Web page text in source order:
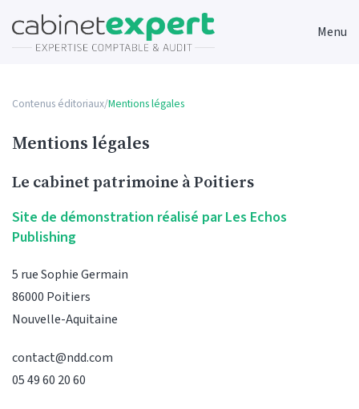
Menu
Contenus éditoriaux/Mentions légales
Mentions légales
Le cabinet patrimoine à Poitiers
Site de démonstration réalisé par Les Echos
Publishing
5 rue Sophie Germain
86000 Poitiers
Nouvelle-Aquitaine
contact@ndd.com
05 49 60 20 60